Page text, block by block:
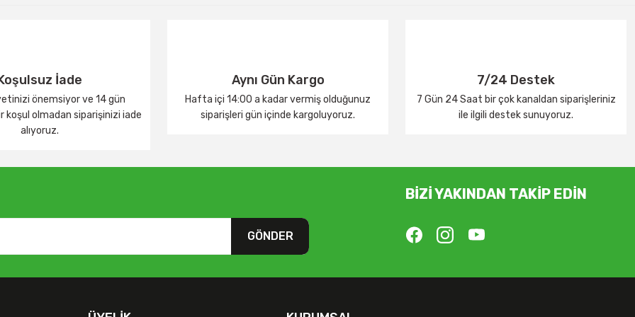
İade
önemsiyor ve 14 gün
koşul olmadan siparişinizi iade
alıyoruz.
Aynı Gün Kargo
Hafta içi 14:00 a kadar vermiş olduğunuz
siparişleri gün içinde kargoluyoruz.
7/24 Destek
7 Gün 24 Saat bir çok kanaldan siparişleriniz
ile ilgili destek sunuyoruz.
GÖNDER
BİZİ YAKINDAN TAKİP EDİN